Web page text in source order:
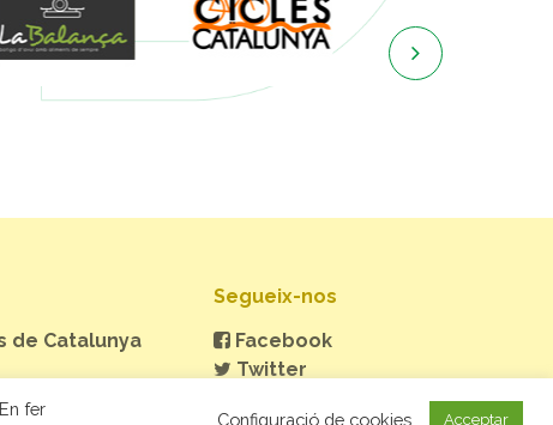

de Catalunya
Segueix-nos
Facebook
Twitter
fer
Configuració de cookies Acceptar